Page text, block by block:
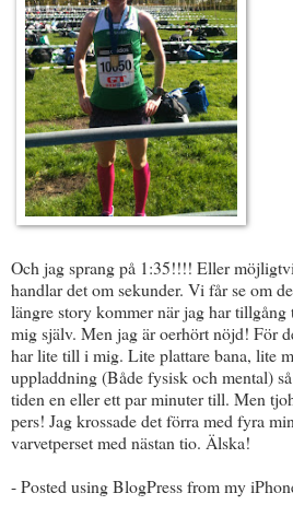
Och jag sprang på 1:35!!!! Eller
handlar det om sekunder. Vi får se om
längre story kommer när jag har
mig själv. Men jag är oerhört nöjd! För
har lite till i mig. Lite plattare bana, lite
uppladdning (Både fysisk och mental)
tiden en eller ett par minuter till. Men
pers! Jag krossade det förra med fyra
varvetperset med nästan tio. Älska!
- Posted using BlogPress from my